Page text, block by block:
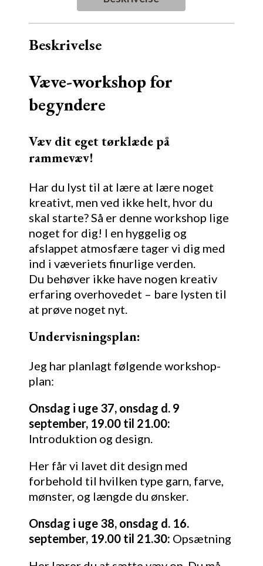
Beskrivelse
Væve-workshop for
begyndere
Væv dit eget tørklæde på
rammevæv!
Har du lyst til at lære at lære noget
kreativt, men ved ikke helt, hvor du
skal starte? Så er denne workshop lige
noget for dig! I en hyggelig og
afslappet atmosfære tager vi dig med
ind i væveriets finurlige verden.
Du behøver ikke have nogen kreativ
erfaring overhovedet – bare lysten til
at prøve noget nyt.
Undervisningsplan:
Jeg har planlagt følgende workshop-
plan:
Onsdag i uge 37, onsdag d. 9
september, 19.00 til 21.00:
Introduktion og design.
Her får vi lavet dit design med
forbehold til hvilken type garn, farve,
mønster, og længde du ønsker.
Onsdag i uge 38, onsdag d. 16.
september, 19.00 til 21.30: Opsætning